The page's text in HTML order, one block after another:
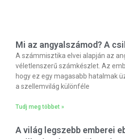
Mi az angyalszámod? A
A számmisztika elvei alapján az
véletlenszerű számkészlet. Az
hogy ez egy magasabb hatalmak
a szellemvilág különféle
Tudj meg többet »
A világ legszebb emberei